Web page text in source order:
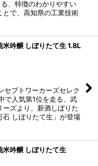
、特徴のわかりやすい
とで、高知県の工業技術
吟醸 しぼりたて生 1.8L
プトワーカーズセレク
で人気第1位を走る、武
ズより、新酒しぼりた
しぼりたて生」が登場
吟醸 しぼりたて生